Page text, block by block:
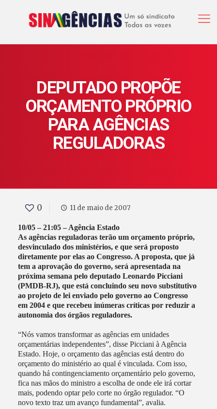
DEPUTADO PROPÕE
ORÇAMENTO PRÓPRIO
PARA AGÊNCIAS
REGULADORAS
0 11 de maio de 2007
10/05 – 21:05 – Agência Estado
As agências reguladoras terão um orçamento próprio,
desvinculado dos ministérios, e que será proposto
diretamente por elas ao Congresso. A proposta, que já
tem a aprovação do governo, será apresentada na
próxima semana pelo deputado Leonardo Picciani
(PMDB-RJ), que está concluindo seu novo substitutivo
ao projeto de lei enviado pelo governo ao Congresso
em 2004 e que recebeu inúmeras críticas por reduzir a
autonomia dos órgãos reguladores.
“Nós vamos transformar as agências em unidades
orçamentárias independentes”, disse Picciani à Agência
Estado. Hoje, o orçamento das agências está dentro do
orçamento do ministério ao qual é vinculada. Com isso,
quando há contingenciamento orçamentário pelo governo,
fica nas mãos do ministro a escolha de onde ele irá cortar
mais, podendo optar pelo corte no órgão regulador. “O
novo texto traz um avanço fundamental”, avalia.